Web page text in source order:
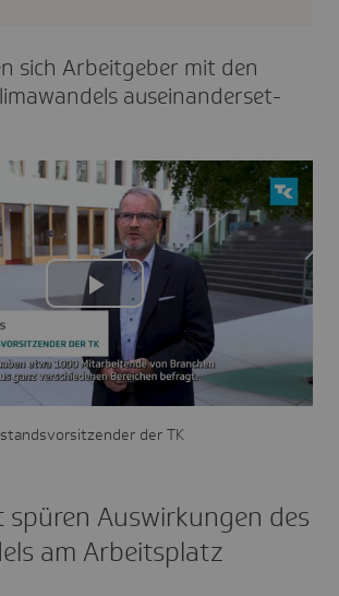
sich Arbeit­geber mit den
ausein­an­der­set­
Play
Video
der TK
spüren Auswirkungen des
am Arbeitsplatz